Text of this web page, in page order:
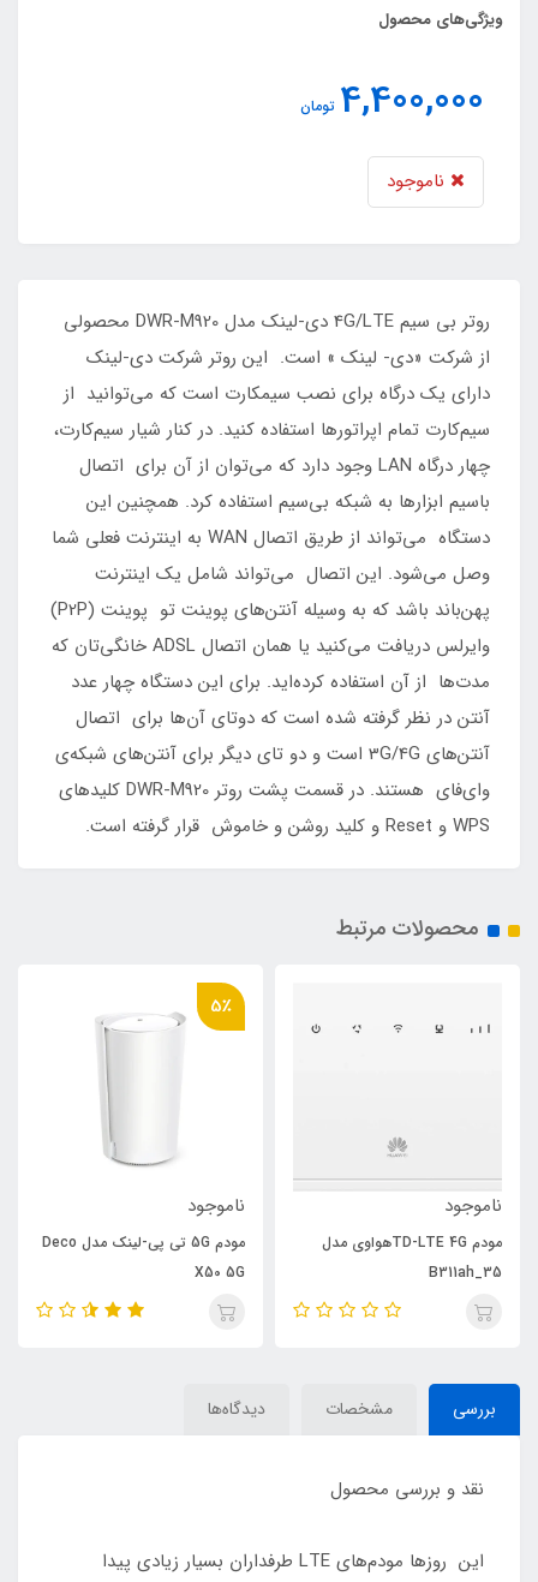
ویژگی‌های محصول
4,400,000 تومان
ناموجود
روتر بی سیم 4G/LTE دی-لینک مدل DWR-M920 محصولی
از شرکت «دی- لینک » است. این روتر شرکت دی‌-لینک
دارای یک درگاه برای نصب سیم‎کارت است که می‌توانید از
سیم‌کارت تمام اپراتورها استفاده کنید. در کنار شیار سیم‌کارت،
چهار درگاه LAN وجود دارد که می‌توان از آن برای اتصال
باسیم ابزارها به شبکه بی‌سیم استفاده کرد. همچنین این
دستگاه می‎‌تواند از طریق اتصال WAN به اینترنت فعلی شما
وصل می‌شود. این اتصال می‌تواند شامل یک اینترنت
پهن‌باند باشد که به وسیله‌ آنتن‌های پوینت تو پوینت (P2P)
وایرلس دریافت می‌کنید یا همان اتصال ADSL خانگی‌تان که
مدت‌ها از آن استفاده کرده‌اید. برای این دستگاه چهار عدد
آنتن در نظر گرفته شده است که دوتای آن‌ها برای اتصال
آنتن‌های 3G/4G است و دو تای دیگر برای آنتن‌های شبکه‌ی
وای‌فای هستند. در قسمت پشت روتر DWR-M920 کلیدهای
WPS و Reset و کلید روشن و خاموش قرار گرفته است.
محصولات مرتبط
ناموجود
مودم TD-LTE 4Gهواوی مدل
B311ah_35
5٪
ناموجود
مودم 5G تی پی-لینک مدل Deco
X50 5G
بررسی مشخصات دیدگاه‌ها
نقد و بررسی محصول
این روزها مودم‌های LTE طرفداران بسیار زیادی پیدا